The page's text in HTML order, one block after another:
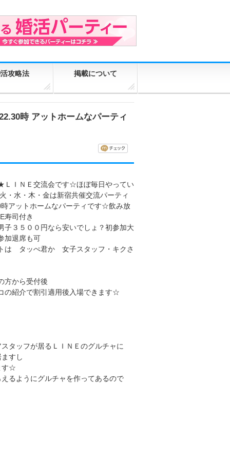
攻略法 掲載について
時 アットホームなパーティ
ＩＮＥ交流会です☆ほぼ毎日やってい
・水・木・金は新宿共催交流パーティ
アットホームなパーティです☆飲み放
寿司付き
子３５００円なら安いでしょ？初参加大
加退席も可
は タッぺ君か 女子スタッフ・キクさ
方から受付後
の紹介で割引適用後入場できます☆
タッフが居るＬＩＮＥのグルチャに
すし
す☆
るようにグルチャを作ってあるので